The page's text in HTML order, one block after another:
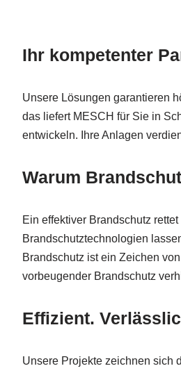
Ihr kompetenter
Unsere Lösungen garantieren
das liefert MESCH für Sie in
entwickeln. Ihre Anlagen
Warum
Ein effektiver Brandschutz
Brandschutztechnologien
Brandschutz ist ein Zeichen
vorbeugender Brandschutz
Effizient.
Unsere Projekte zeichnen sich